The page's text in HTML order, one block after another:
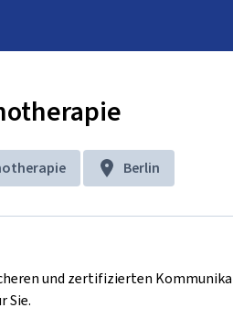
Berlin
und zertifizierten
Sie.